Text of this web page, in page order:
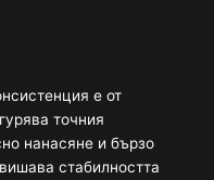
е от
точния
нанасяне и бързо
стабилността